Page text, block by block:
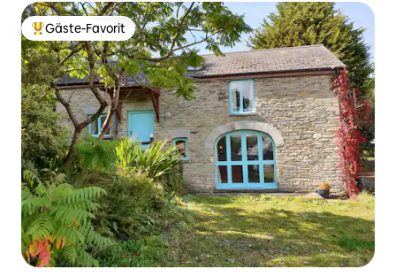
Beliebter Gäste-Favorit.
Gäste-Favorit